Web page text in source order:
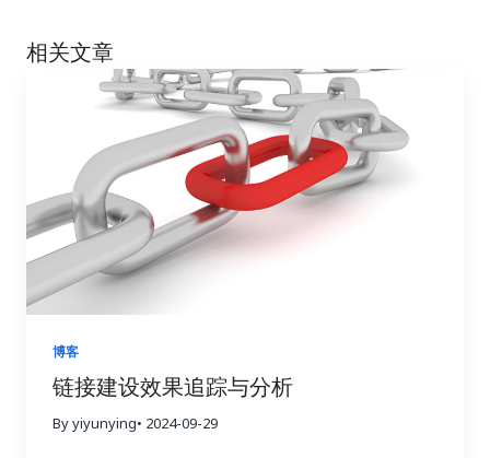
相关文章
博客
链接建设效果追踪与分析
By yiyunying• 2024-09-29